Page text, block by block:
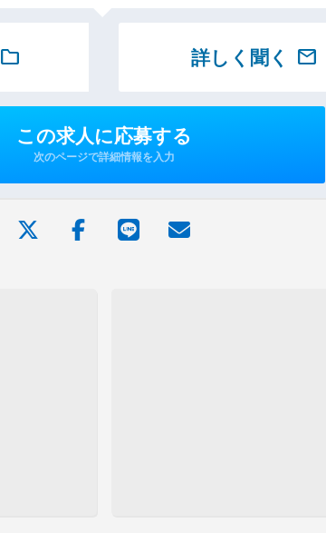
folder 詳しく聞く mail
この求人に応募する
次のページで詳細情報を入力